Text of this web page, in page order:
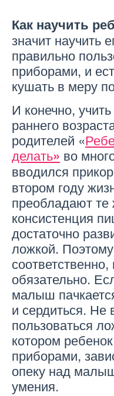
Как научить
значит научить
правильно
приборами, и
кушать в меру
И конечно,
раннего
родителей «
делать» во
вводился
втором году
преобладают
консистенция
достаточно
ложкой.
обязательно.
малыш
и сердиться. Не
пользоваться
котором
приборами,
опеку над
умения.